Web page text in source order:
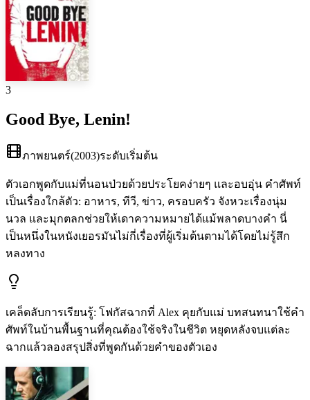
3
Good Bye, Lenin!
ภาพยนตร์(2003)ระดับเริ่มต้น
ตัวเอกพูดกับแม่ที่นอนป่วยด้วยประโยคง่ายๆ และอบอุ่น คำศัพท์
เป็นเรื่องใกล้ตัว: อาหาร, ทีวี, ข่าว, ครอบครัว จังหวะเรื่องนุ่ม
นวล และมุกตลกช่วยให้เดาความหมายได้แม้พลาดบางคำ นี่
เป็นหนึ่งในหนังเยอรมันไม่กี่เรื่องที่ผู้เริ่มต้นตามได้โดยไม่รู้สึก
หลงทาง
เคล็ดลับการเรียนรู้: โฟกัสฉากที่ Alex คุยกับแม่ บทสนทนาใช้คำ
ศัพท์ในบ้านพื้นฐานที่คุณต้องใช้จริงในชีวิต หยุดหลังจบแต่ละ
ฉากแล้วลองสรุปสิ่งที่พูดกันด้วยคำของตัวเอง